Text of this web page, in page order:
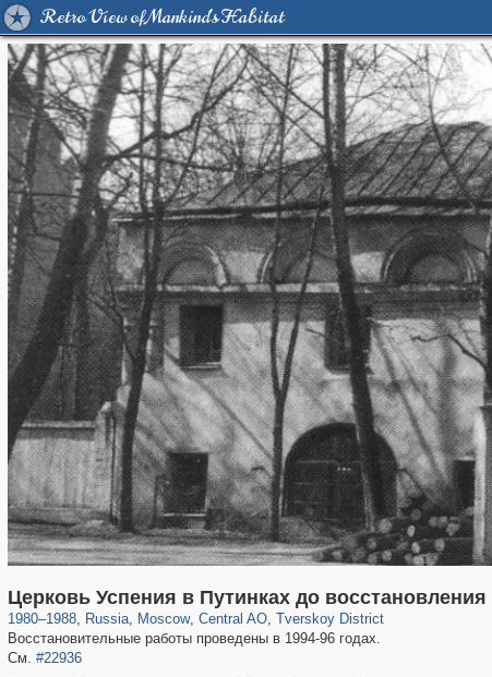
Retro View of Mankind's Habitat
Церковь Успения в Путинках до восстановления
1980–1988, Russia
1,407,361 29,248
, Moscow
319,882 8,286
, Central AO
160,021 5,916
, Tverskoy District
53,055 2,283
Восстановительные работы проведены в 1994-96 годах.
См. #22936